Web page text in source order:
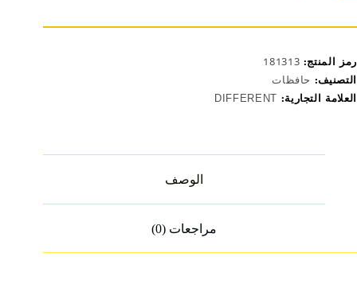
رمز المنتج: 181313
التصنيف: حافظات
العلامة التجارية: DIFFERENT
الوصف
مراجعات (0)